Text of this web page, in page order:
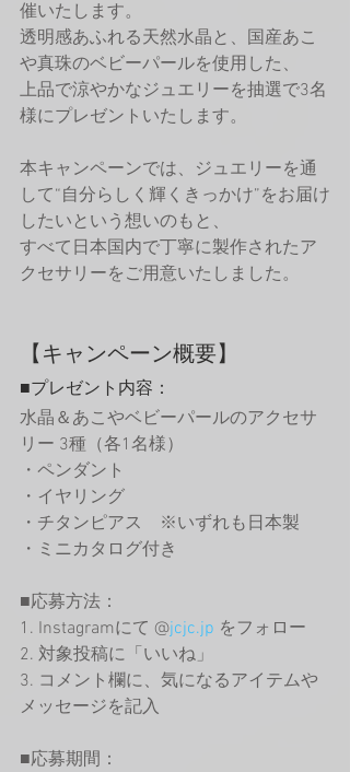
催いたします。
透明感あふれる天然水晶と、国産あこ
や真珠のベビーパールを使用した、
上品で涼やかなジュエリーを抽選で3名
様にプレゼントいたします。
本キャンペーンでは、ジュエリーを通
して“自分らしく輝くきっかけ”をお届け
したいという想いのもと、
すべて日本国内で丁寧に製作されたア
クセサリーをご用意いたしました。
【キャンペーン概要】
■プレゼント内容：
水晶＆あこやベビーパールのアクセサ
リー 3種（各1名様）
・ペンダント
・イヤリング
・チタンピアス　※いずれも日本製
・ミニカタログ付き
■応募方法：
1. Instagramにて @jcjc.jp をフォロー
2. 対象投稿に「いいね」
3. コメント欄に、気になるアイテムや
メッセージを記入
■応募期間：